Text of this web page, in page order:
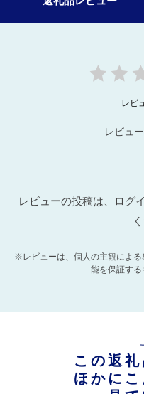
レビ
レビュ
レビューの投稿は、ログ
※レビューは、個人の主観によ
能を保証する
この返
ほかに